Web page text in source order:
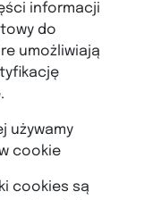
informacji
do
umożliwiają
używamy
cookie
cookies są